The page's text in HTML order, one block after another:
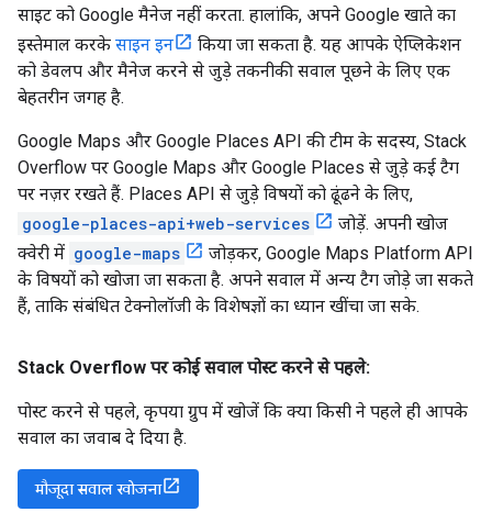
साइट को Google मैनेज नहीं करता. हालांकि, अपने Google खाते का
इस्तेमाल करके साइन इन
किया जा सकता है. यह आपके ऐप्लिकेशन
को डेवलप और मैनेज करने से जुड़े तकनीकी सवाल पूछने के लिए एक
बेहतरीन जगह है.
Google Maps और Google Places API की टीम के सदस्य, Stack
Overflow पर Google Maps और Google Places से जुड़े कई टैग
पर नज़र रखते हैं. Places API से जुड़े विषयों को ढूंढने के लिए,
google-places-api+web-services
जोड़ें. अपनी खोज
क्वेरी में google-maps
जोड़कर, Google Maps Platform API
के विषयों को खोजा जा सकता है. अपने सवाल में अन्य टैग जोड़े जा सकते
हैं, ताकि संबंधित टेक्नोलॉजी के विशेषज्ञों का ध्यान खींचा जा सके.
Stack Overflow पर कोई सवाल पोस्ट करने से पहले:
पोस्ट करने से पहले, कृपया ग्रुप में खोजें कि क्या किसी ने पहले ही आपके
सवाल का जवाब दे दिया है.
मौजूदा सवाल खोजना